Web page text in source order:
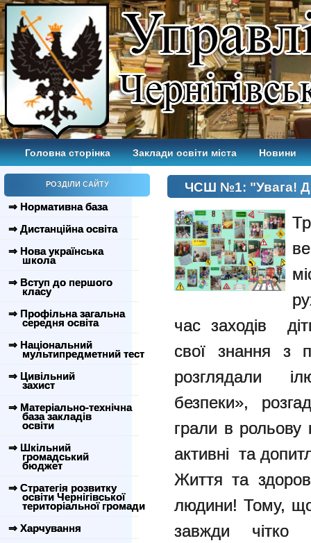
Головна сторінка Заклади освіти міста Новини
РОЗДІЛИ САЙТУ
⇒ Нормативна база
⇒ Дистанційна освіта
⇒ Нова українська
школа
⇒ Вступ до першого
класу
⇒ Профільна загальна
середня освіта
⇒ Національний
мультипредметний тест
⇒ Цивільний
захист
⇒ Матеріально-технічна
база закладів
освіти
⇒ Шкільний
громадський
бюджет
⇒ Стратегія розвитку
освіти Чернігівської
територіальної громади
⇒ Харчування
ЧСШ №1: "Увага!
час заходів
свої знання з
розглядали
безпеки»,
грали в рольову
активні та
Життя та
людини! Тому,
завжди чітко